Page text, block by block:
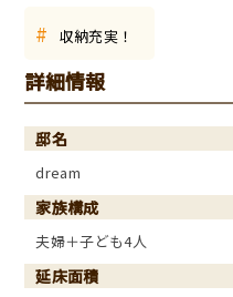
# 収納充実！
詳細情報
邸名
dream
家族構成
夫婦＋子ども4人
延床面積